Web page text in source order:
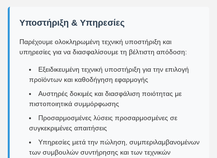
Υποστήριξη & Υπηρεσίες
Παρέχουμε ολοκληρωμένη τεχνική υποστήριξη και
υπηρεσίες για να διασφαλίσουμε τη βέλτιστη απόδοση:
Εξειδικευμένη τεχνική υποστήριξη για την επιλογή
προϊόντων και καθοδήγηση εφαρμογής
Αυστηρές δοκιμές και διασφάλιση ποιότητας με
πιστοποιητικά συμμόρφωσης
Προσαρμοσμένες λύσεις προσαρμοσμένες σε
συγκεκριμένες απαιτήσεις
Υπηρεσίες μετά την πώληση, συμπεριλαμβανομένων
των συμβουλών συντήρησης και των τεχνικών